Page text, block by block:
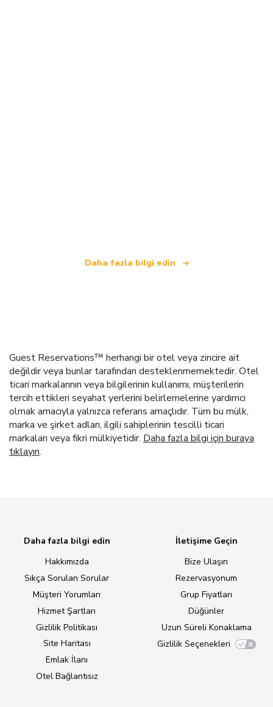
Daha fazla bilgi edin
Guest Reservations™ herhangi bir otel veya zincire ait
değildir veya bunlar tarafından desteklenmemektedir. Otel
ticari markalarının veya bilgilerinin kullanımı, müşterilerin
tercih ettikleri seyahat yerlerini belirlemelerine yardımcı
olmak amacıyla yalnızca referans amaçlıdır. Tüm bu mülk,
marka ve şirket adları, ilgili sahiplerinin tescilli ticari
markaları veya fikri mülkiyetidir. Daha fazla bilgi için buraya
tıklayın.
Daha fazla bilgi edin
Hakkımızda
Sıkça Sorulan Sorular
Müşteri Yorumları
Hizmet Şartları
Gizlilik Politikası
Site Haritası
Emlak İlanı
Otel Bağlantısız
İletişime Geçin
Bize Ulaşın
Rezervasyonum
Grup Fiyatları
Düğünler
Uzun Süreli Konaklama
Gizlilik Seçenekleri